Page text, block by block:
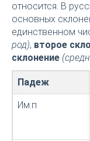
относится. В
основных
единственном
род), второе
склонение
Падеж
Им.п